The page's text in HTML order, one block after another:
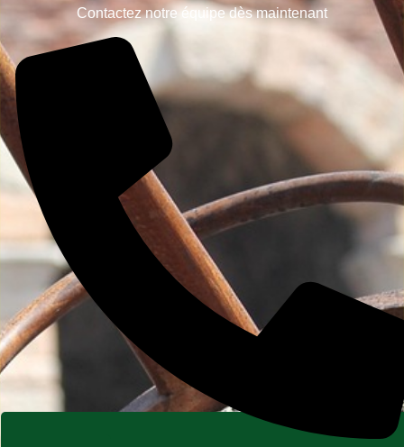
Contactez notre équipe dès maintenant